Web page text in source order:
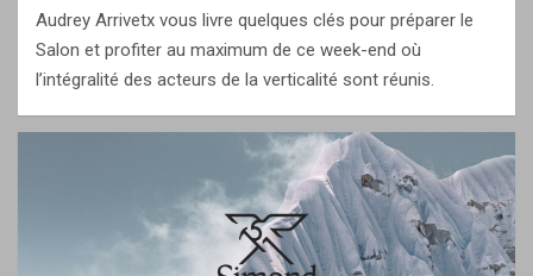
Audrey Arrivetx vous livre quelques clés pour préparer le
Salon et profiter au maximum de ce week-end où
l’intégralité des acteurs de la verticalité sont réunis.